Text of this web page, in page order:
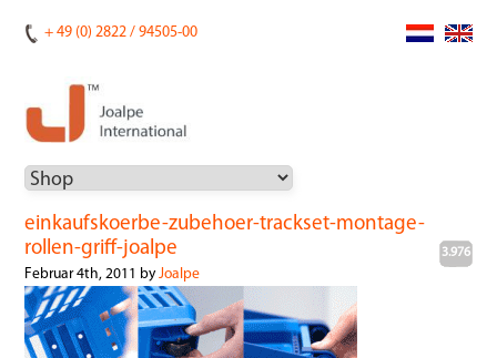
+ 49 (0) 2822 / 94505-00
einkaufskoerbe-zubehoer-trackset-montage-
rollen-griff-joalpe
3.976
Februar 4th, 2011 byJoalpe